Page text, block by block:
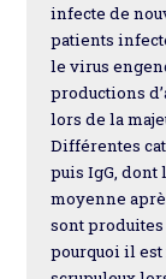
infecte de
patients
le virus
productions
lors de la
Différentes
puis IgG, dont
moyenne
sont
pourquoi il